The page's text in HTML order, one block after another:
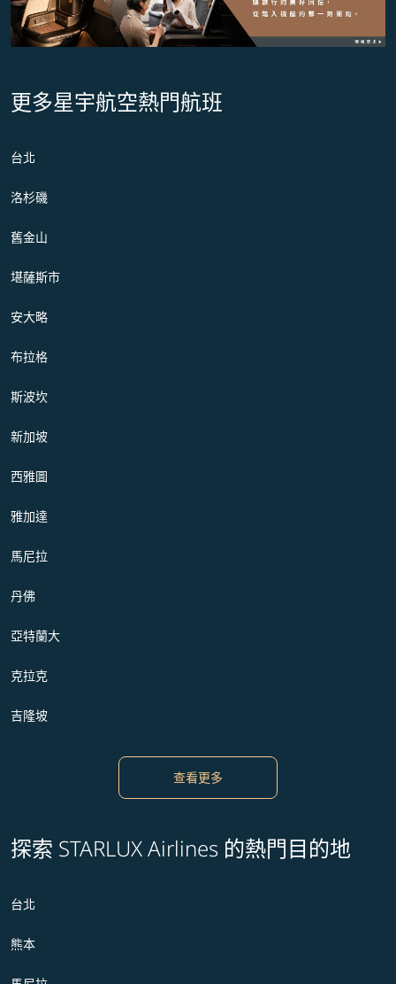
更多星宇航空熱門航班
台北
洛杉磯
舊金山
堪薩斯市
安大略
布拉格
斯波坎
新加坡
西雅圖
雅加達
馬尼拉
丹佛
亞特蘭大
克拉克
吉隆坡
查看更多
探索 STARLUX Airlines 的熱門目的地
台北
熊本